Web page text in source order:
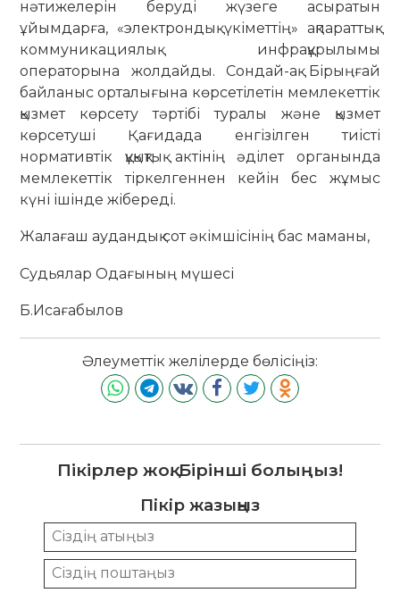
нәтижелерін беруді жүзеге асыратын
ұйымдарға, «электрондық үкіметтің» ақпараттық-
коммуникациялық инфрақұрылымы
операторына жолдайды. Сондай-ақ Бірыңғай
байланыс орталығына көрсетілетін мемлекеттік
қызмет көрсету тәртібі туралы және қызмет
көрсетуші Қағидада енгізілген тиісті
нормативтік құқықтық актінің әділет органында
мемлекеттік тіркелгеннен кейін бес жұмыс
күні ішінде жібереді.
Жалағаш аудандық сот әкімшісінің бас маманы,
Судьялар Одағының мүшесі
Б.Исағабылов
Әлеуметтік желілерде бөлісіңіз:
Пікірлер жоқ. Бірінші болыңыз!
Пікір жазыңыз